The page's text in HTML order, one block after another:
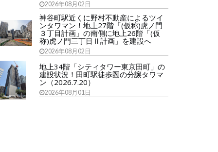
2026年08月02日
神谷町駅近くに野村不動産によるツイ
ンタワマン！地上27階「(仮称)虎ノ門
３丁目計画」の南側に地上26階「(仮
称)虎ノ門三丁目Ⅱ計画」を建設へ
2026年08月02日
地上34階「シティタワー東京田町」の
建設状況！田町駅徒歩圏の分譲タワマ
ン（2026.7.20）
2026年08月01日